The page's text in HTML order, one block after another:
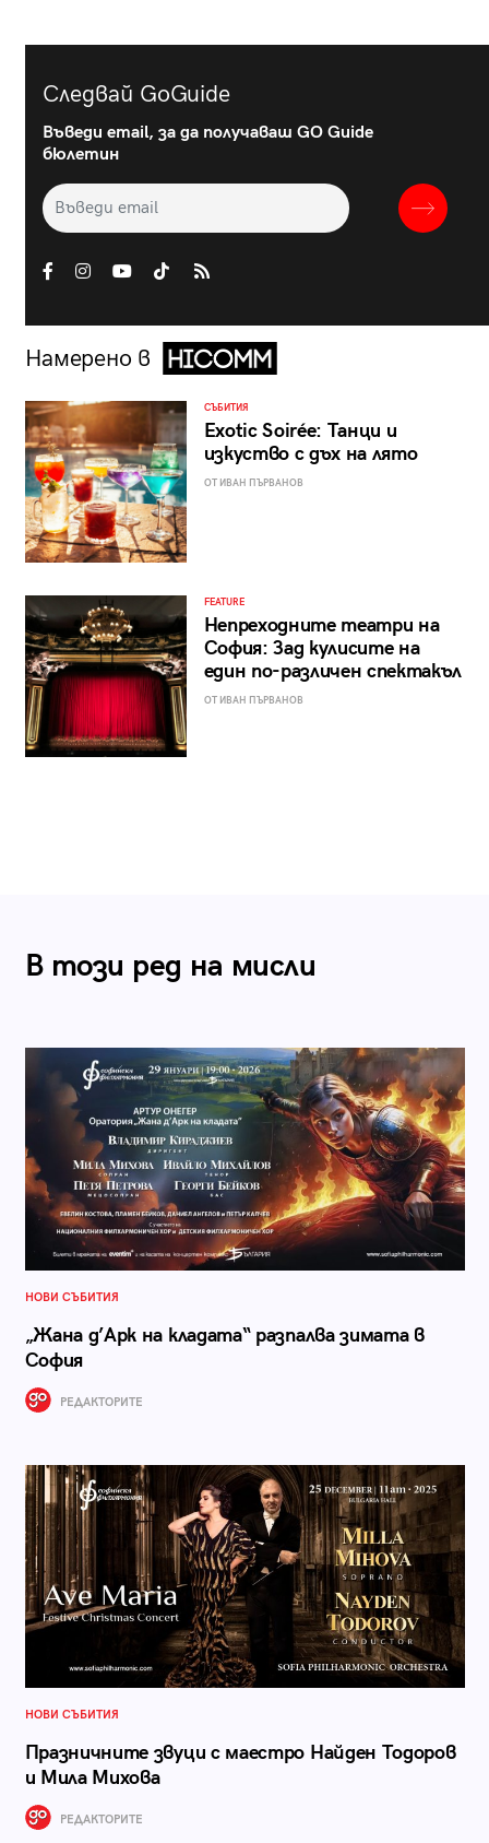
Следвай GoGuide
Въведи email, за да получаваш GO Guide
бюлетин
Намерено в
СЪБИТИЯ
Exotic Soirée: Танци и
изкуство с дъх на лято
ОТ ИВАН ПЪРВАНОВ
FEATURE
Непреходните театри на
София: Зад кулисите на
един по-различен спектакъл
ОТ ИВАН ПЪРВАНОВ
В този ред на мисли
НОВИ СЪБИТИЯ
„Жана д’Арк на кладата“ разпалва зимата в
София
РЕДАКТОРИТЕ
НОВИ СЪБИТИЯ
Празничните звуци с маестро Найден Тодоров
и Мила Михова
РЕДАКТОРИТЕ